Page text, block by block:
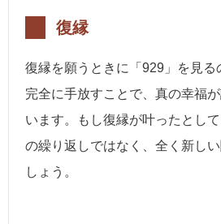
復縁
復縁を願うときに「929」を見る
完全に手放すことで、真の幸福
います。もし復縁が叶ったとし
の繰り返しではなく、全く新し
しょう。